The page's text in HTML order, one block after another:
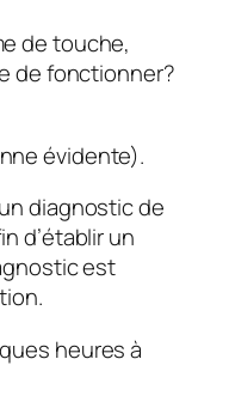
de touche,
de fonctionner?
évidente).
diagnostic de
d’établir un
est
heures à